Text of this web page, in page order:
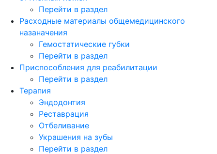
Перейти в раздел
Расходные материалы общемедицинского
назаначения
Гемостатические губки
Перейти в раздел
Приспособления для реабилитации
Перейти в раздел
Терапия
Эндодонтия
Реставрация
Отбеливание
Украшения на зубы
Перейти в раздел